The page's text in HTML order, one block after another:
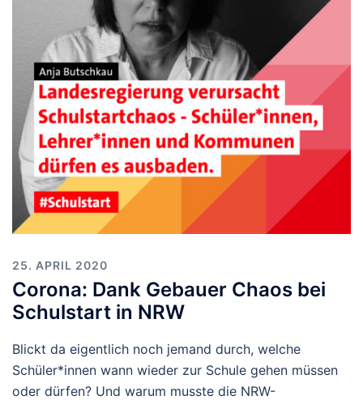
25. APRIL 2020
Corona: Dank Gebauer Chaos bei
Schulstart in NRW
Blickt da eigentlich noch jemand durch, welche
Schüler*innen wann wieder zur Schule gehen müssen
oder dürfen? Und warum musste die NRW-